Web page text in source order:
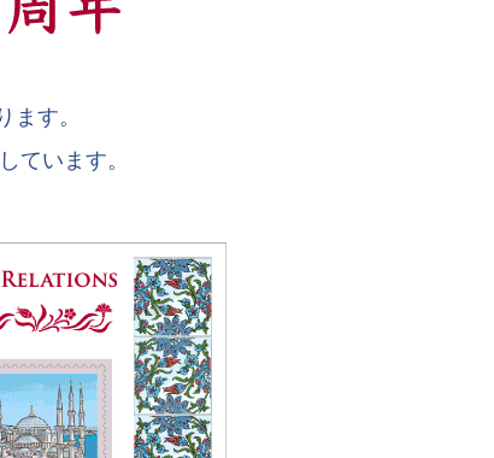
す。
ています。